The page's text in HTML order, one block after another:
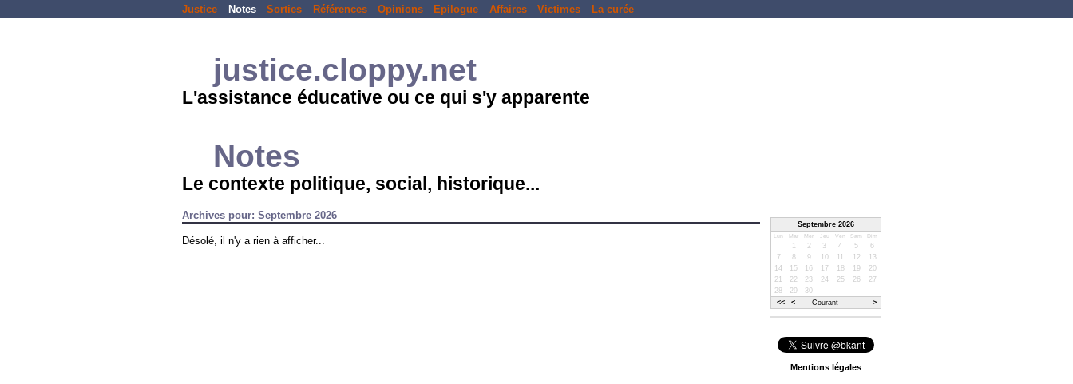
Justice Notes Sorties Références Opinions Epilogue Affaires Victimes La curée
justice.cloppy.net
L'assistance éducative ou ce qui s'y apparente
Notes
Le contexte politique, social, historique...
Archives pour: Septembre 2026
Désolé, il n'y a rien à afficher...
Septembre 2026
Lun Mar Mer Jeu Ven Sam Dim
<< < Courant >
1 2 3 4 5
6
7
8 9 10 11 12
13
14
15 16 17 18 19
20
21
22 23 24 25 26
27
28
29 30
Mentions légales